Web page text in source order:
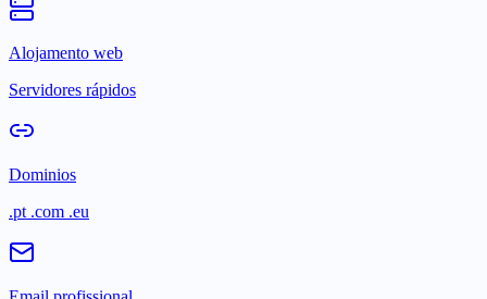
Alojamento web
Servidores rápidos
Dominios
.pt .com .eu